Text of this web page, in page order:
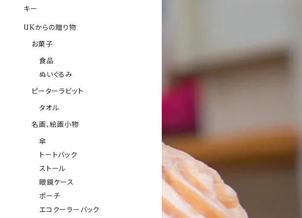
キー
UKからの贈り物
お菓子
食品
ぬいぐるみ
ピーターラビット
タオル
名画、絵画小物
傘
トートバック
ストール
眼鏡ケース
ポーチ
エコクーラーバック